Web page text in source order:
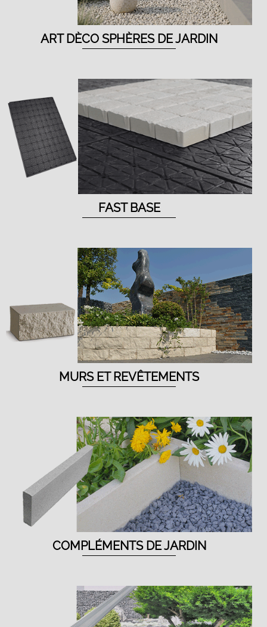
ART DÈCO SPHÈRES DE JARDIN
FAST BASE
MURS ET REVÊTEMENTS
COMPLÉMENTS DE JARDIN